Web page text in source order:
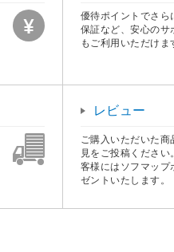
優待ポイントでさら
保証など、安心のサ
もご利用いただけま
レビュー
ご購入いただいた商
見をご投稿ください
客様にはソフマップ
ゼントいたします。